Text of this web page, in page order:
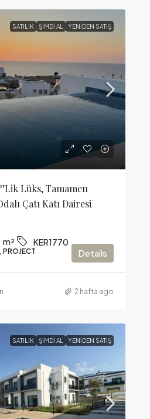
SATILIK ŞIMDI AL YENIDEN SATIŞ
Lüks, Tamamen
Çatı Katı Dairesi
m² KER1770
PROJECT Details
2 hafta ago
SATILIK ŞIMDI AL YENIDEN SATIŞ